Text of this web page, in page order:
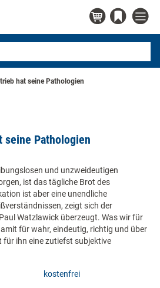
hat seine Pathologien
seine Pathologien
und unzweideutigen
ist das tägliche Brot des
ist aber eine unendliche
zeigt sich der
Watzlawick überzeugt. Was wir für
für wahr, eindeutig, richtig und über
für ihn eine zutiefst subjektive
kostenfrei